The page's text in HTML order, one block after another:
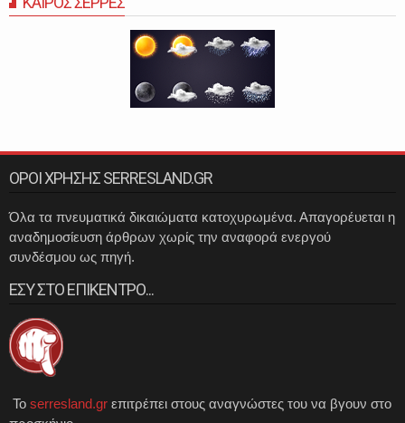
ΟΡΟΙ ΧΡΗΣΗΣ SERRESLAND.GR
Όλα τα πνευματικά δικαιώματα κατοχυρωμένα. Απαγορέυεται η
αναδημοσίευση άρθρων χωρίς την αναφορά ενεργού
συνδέσμου ως πηγή.
ΕΣΥ ΣΤΟ ΕΠΙΚΕΝΤΡΟ...
Το serresland.gr επιτρέπει στους αναγνώστες του να βγουν στο